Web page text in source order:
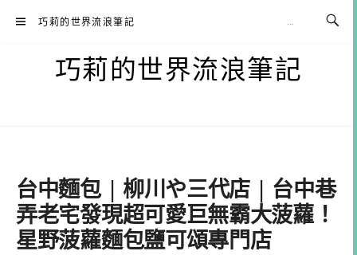
巧莉的世界流浪筆記
巧莉的世界流浪筆記
台中麵包 | 柳川や三代店 | 台中巷
弄老宅發現超可愛巨無霸大菠蘿！
星野菠蘿麵包鹽可頌專門店